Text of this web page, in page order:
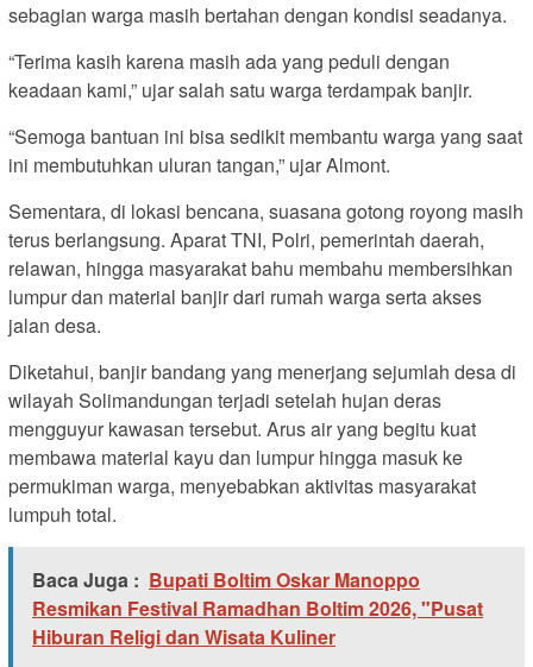
sebagian warga masih bertahan dengan kondisi seadanya.
“Terima kasih karena masih ada yang peduli dengan
keadaan kami,” ujar salah satu warga terdampak banjir.
“Semoga bantuan ini bisa sedikit membantu warga yang saat
ini membutuhkan uluran tangan,” ujar Almont.
Sementara, di lokasi bencana, suasana gotong royong masih
terus berlangsung. Aparat TNI, Polri, pemerintah daerah,
relawan, hingga masyarakat bahu membahu membersihkan
lumpur dan material banjir dari rumah warga serta akses
jalan desa.
Diketahui, banjir bandang yang menerjang sejumlah desa di
wilayah Solimandungan terjadi setelah hujan deras
mengguyur kawasan tersebut. Arus air yang begitu kuat
membawa material kayu dan lumpur hingga masuk ke
permukiman warga, menyebabkan aktivitas masyarakat
lumpuh total.
Baca Juga : Bupati Boltim Oskar Manoppo
Resmikan Festival Ramadhan Boltim 2026, "Pusat
Hiburan Religi dan Wisata Kuliner